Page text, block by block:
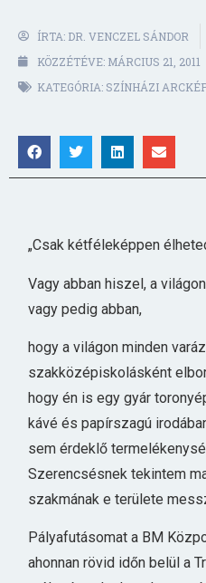
ÍRTA: DR. VENCZEL SÁNDOR
KÖZZÉTÉVE: MÁRCIUS 21, 2011
KATEGÓRIA: SZÍNHÁZI
„Csak kétféleképpen
Vagy abban hiszel, a
vagy pedig abban,
hogy a világon minden
szakközépiskolásként
hogy én is egy gyár
kávé és papírszagú
sem érdeklő
Szerencsésnek tekintem
szakmának e területe
Pályafutásomat a BM
ahonnan rövid időn belül a